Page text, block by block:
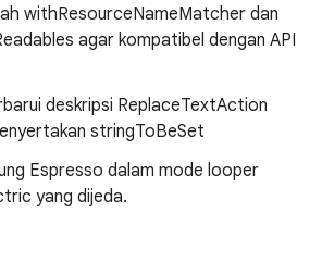
withResourceNameMatcher dan
agar kompatibel dengan API
deskripsi ReplaceTextAction
stringToBeSet
Espresso dalam mode looper
yang dijeda.